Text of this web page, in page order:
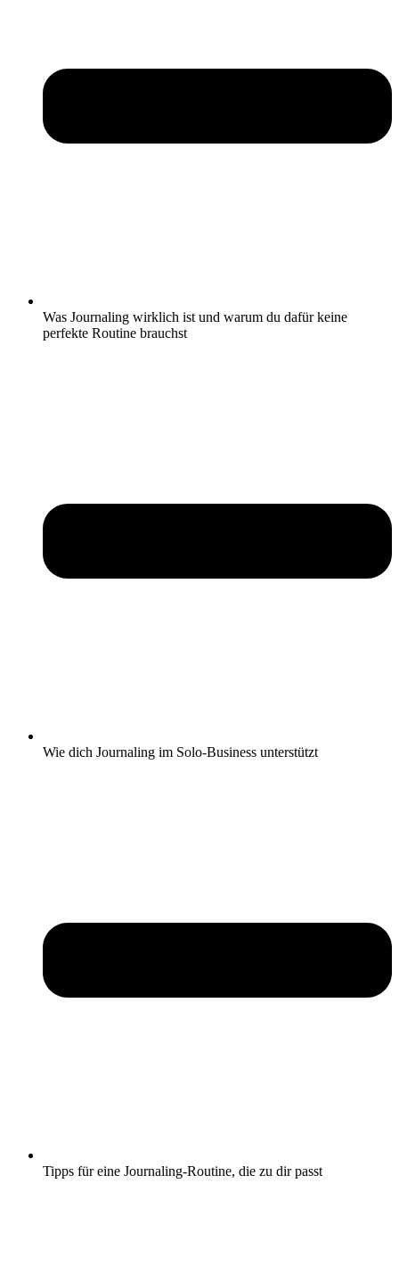
Was Journaling wirklich ist und warum du dafür keine
perfekte Routine brauchst
Wie dich Journaling im Solo-Business unterstützt
Tipps für eine Journaling-Routine, die zu dir passt